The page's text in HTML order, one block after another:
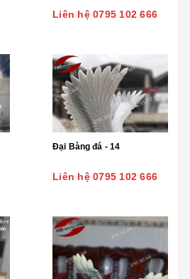
Liên hệ 0795 102 666
Đại Bàng đá - 14
Liên hệ 0795 102 666